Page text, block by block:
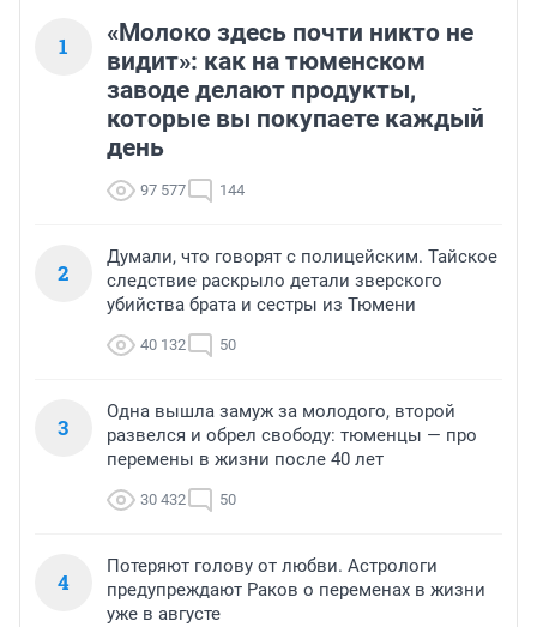
1
«Молоко здесь почти никто не
видит»: как на тюменском
заводе делают продукты,
которые вы покупаете каждый
день
97 577 144
2
Думали, что говорят с полицейским. Тайское
следствие раскрыло детали зверского
убийства брата и сестры из Тюмени
40 132 50
3
Одна вышла замуж за молодого, второй
развелся и обрел свободу: тюменцы — про
перемены в жизни после 40 лет
30 432 50
4
Потеряют голову от любви. Астрологи
предупреждают Раков о переменах в жизни
уже в августе